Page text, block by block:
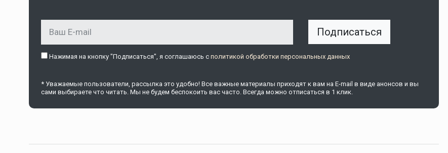
Подписаться
Нажимая на кнопку "Подписаться", я соглашаюсь c политикой обработки персональных данных
* Уважаемые пользователи, рассылка это удобно! Все важные материалы приходят к вам на E-mail в виде анонсов и вы
сами выбираете что читать. Мы не будем беспокоить вас часто. Всегда можно отписаться в 1 клик.
Тамбовская область — не только
Нормативно-правовое регулирование страхового
ССТ, 2025 №4 СЕНТЯБРЬ